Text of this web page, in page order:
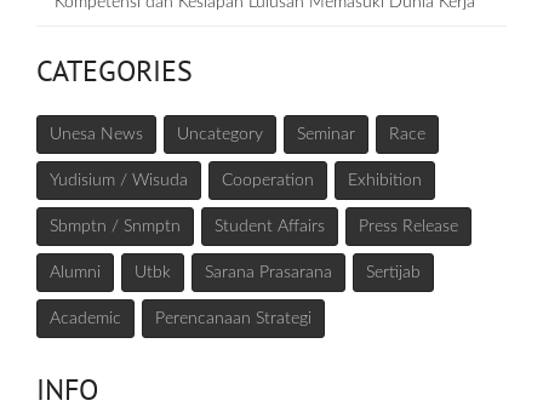
CATEGORIES
Unesa News Uncategory Seminar Race
Yudisium / Wisuda Cooperation Exhibition
Sbmptn / Snmptn Student Affairs Press Release
Alumni Utbk Sarana Prasarana Sertijab
Academic Perencanaan Strategi
INFO